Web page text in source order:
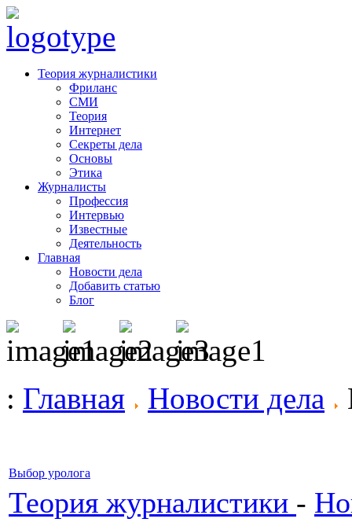
Теория журналистики
Фриланс
СМИ
Теория
Интернет
Секреты дела
Основы
Этика
Журналисты
Профессия
Интервью
Известные
Деятельность
Главная
Новости дела
Добавить статью
Блог
: Главная Новости дела
Выбор уролога
Теория журналистики -